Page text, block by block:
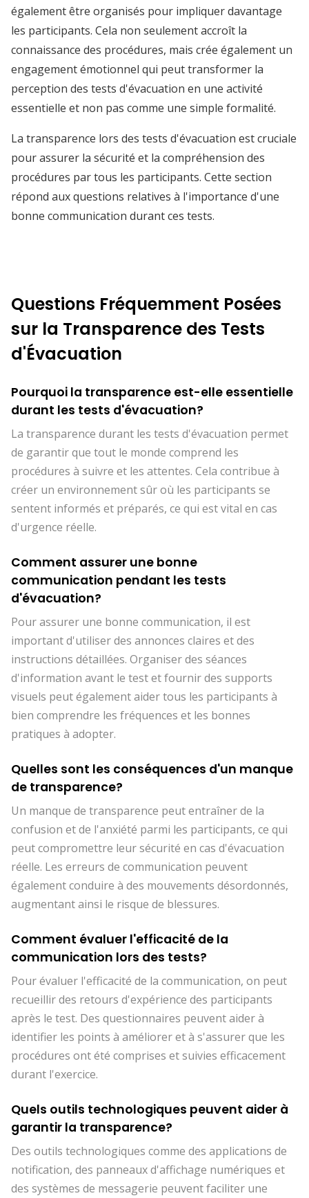
également être organisés pour impliquer davantage
les participants. Cela non seulement accroît la
connaissance des procédures, mais crée également un
engagement émotionnel qui peut transformer la
perception des tests d'évacuation en une activité
essentielle et non pas comme une simple formalité.
La transparence lors des tests d'évacuation est cruciale
pour assurer la sécurité et la compréhension des
procédures par tous les participants. Cette section
répond aux questions relatives à l'importance d'une
bonne communication durant ces tests.
Questions Fréquemment Posées
sur la Transparence des Tests
d'Évacuation
Pourquoi la transparence est-elle essentielle
durant les tests d'évacuation?
La transparence durant les tests d'évacuation permet
de garantir que tout le monde comprend les
procédures à suivre et les attentes. Cela contribue à
créer un environnement sûr où les participants se
sentent informés et préparés, ce qui est vital en cas
d'urgence réelle.
Comment assurer une bonne
communication pendant les tests
d'évacuation?
Pour assurer une bonne communication, il est
important d'utiliser des annonces claires et des
instructions détaillées. Organiser des séances
d'information avant le test et fournir des supports
visuels peut également aider tous les participants à
bien comprendre les fréquences et les bonnes
pratiques à adopter.
Quelles sont les conséquences d'un manque
de transparence?
Un manque de transparence peut entraîner de la
confusion et de l'anxiété parmi les participants, ce qui
peut compromettre leur sécurité en cas d'évacuation
réelle. Les erreurs de communication peuvent
également conduire à des mouvements désordonnés,
augmentant ainsi le risque de blessures.
Comment évaluer l'efficacité de la
communication lors des tests?
Pour évaluer l'efficacité de la communication, on peut
recueillir des retours d'expérience des participants
après le test. Des questionnaires peuvent aider à
identifier les points à améliorer et à s'assurer que les
procédures ont été comprises et suivies efficacement
durant l'exercice.
Quels outils technologiques peuvent aider à
garantir la transparence?
Des outils technologiques comme des applications de
notification, des panneaux d'affichage numériques et
des systèmes de messagerie peuvent faciliter une